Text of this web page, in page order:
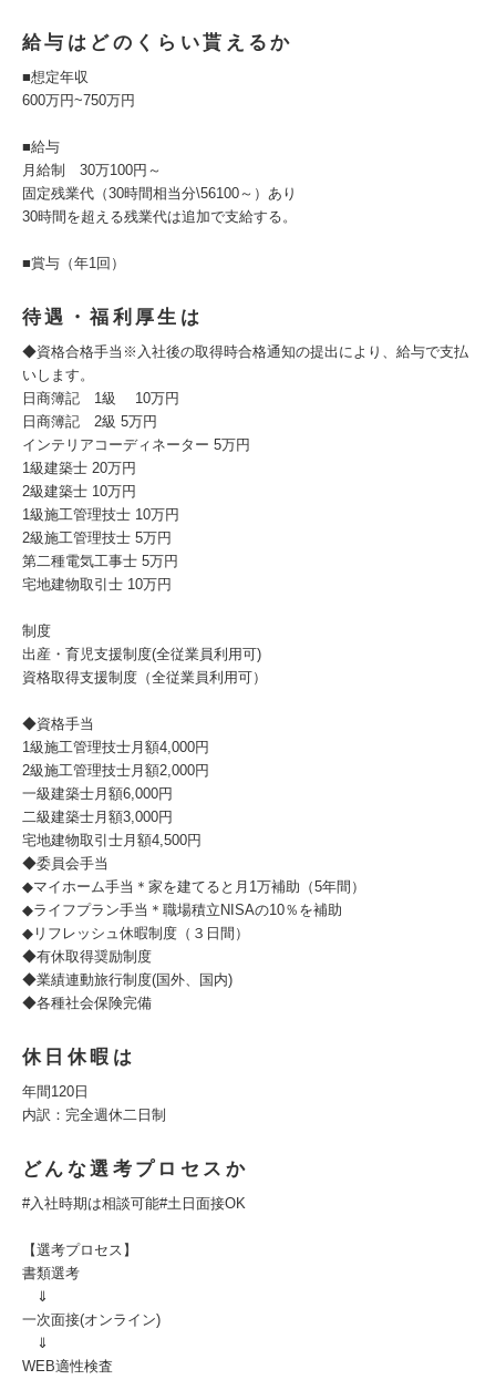
給与はどのくらい貰えるか
■想定年収
600万円~750万円
■給与
月給制 30万100円～
固定残業代（30時間相当分\56100～）あり
30時間を超える残業代は追加で支給する。
■賞与（年1回）
待遇・福利厚生は
◆資格合格手当※入社後の取得時合格通知の提出により、給与で支払
いします。
日商簿記 1級 10万円
日商簿記 2級 5万円
インテリアコーディネーター 5万円
1級建築士 20万円
2級建築士 10万円
1級施工管理技士 10万円
2級施工管理技士 5万円
第二種電気工事士 5万円
宅地建物取引士 10万円
制度
出産・育児支援制度(全従業員利用可)
資格取得支援制度（全従業員利用可）
◆資格手当
1級施工管理技士月額4,000円
2級施工管理技士月額2,000円
一級建築士月額6,000円
二級建築士月額3,000円
宅地建物取引士月額4,500円
◆委員会手当
◆マイホーム手当＊家を建てると月1万補助（5年間）
◆ライフプラン手当＊職場積立NISAの10％を補助
◆リフレッシュ休暇制度（３日間）
◆有休取得奨励制度
◆業績連動旅行制度(国外、国内)
◆各種社会保険完備
休日休暇は
年間120日
内訳：完全週休二日制
どんな選考プロセスか
#入社時期は相談可能#土日面接OK
【選考プロセス】
書類選考
⇓
一次面接(オンライン)
⇓
WEB適性検査